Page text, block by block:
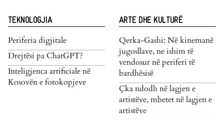
TEKNOLOGJIA
Periferia digjitale
Drejtësi pa ChatGPT?
Inteligjenca artificiale në
Kosovën e fotokopjeve
ARTE DHE KULTURË
Qerka-Gashi: Në kinemanë
jugosllave, ne ishim të
vendosur në periferi të
bardhësisë
Çka ndodh në lagjen e
artistëve, mbetet në lagjen e
artistëve